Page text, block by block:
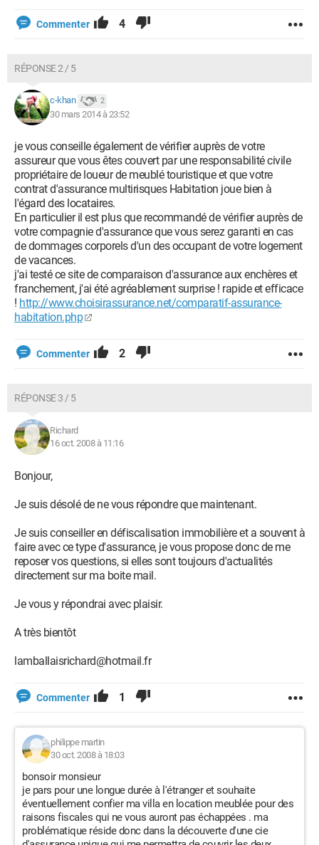
Commenter 4
RÉPONSE 2 / 5
c-khan 2
30 mars 2014 à 23:52
je vous conseille également de vérifier auprès de votre
assureur que vous êtes couvert par une responsabilité civile
propriétaire de loueur de meublé touristique et que votre
contrat d'assurance multirisques Habitation joue bien à
l'égard des locataires.
En particulier il est plus que recommandé de vérifier auprès de
votre compagnie d'assurance que vous serez garanti en cas
de dommages corporels d'un des occupant de votre logement
de vacances.
j'ai testé ce site de comparaison d'assurance aux enchères et
franchement, j'ai été agréablement surprise ! rapide et efficace
! http://www.choisirassurance.net/comparatif-assurance-
habitation.php
Commenter 2
RÉPONSE 3 / 5
Richard
16 oct. 2008 à 11:16
Bonjour,
Je suis désolé de ne vous répondre que maintenant.
Je suis conseiller en défiscalisation immobilière et a souvent à
faire avec ce type d'assurance, je vous propose donc de me
reposer vos questions, si elles sont toujours d'actualités
directement sur ma boite mail.
Je vous y répondrai avec plaisir.
A très bientôt
lamballaisrichard@hotmail.fr
Commenter 1
philippe martin
30 oct. 2008 à 18:03
bonsoir monsieur
je pars pour une longue durée à l'étranger et souhaite
éventuellement confier ma villa en location meublée pour des
raisons fiscales qui ne vous auront pas échappées . ma
problématique réside donc dans la découverte d'une cie